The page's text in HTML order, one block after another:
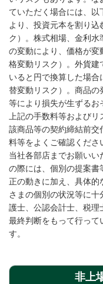
ていただく場合には、以
より、投資元本を割り
ク）。株式相場、金利
の変動により、価格が変
格変動リスク）。外貨建
いると円で換算した場
替変動リスク）。商品
等により損失が生ずるお
上記の手数料等および
該商品等の契約締結前交
料等をよくご確認くださ
当社各部店までお願い
の際には、個別の提案書
正の動きに加え、具体的
さまの個別の状況等に
護士、公認会計士、税
最終判断をもって行って
す。
非上